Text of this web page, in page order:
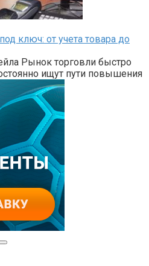
ключ: от учета товара до
Рынок торговли быстро
ищут пути повышения